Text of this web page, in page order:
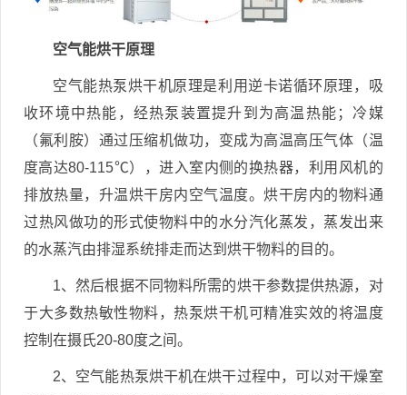
空气能烘干原理
空气能热泵烘干机原理是利用逆卡诺循环原理，吸
收环境中热能，经热泵装置提升到为高温热能；冷媒
（氟利胺）通过压缩机做功，变成为高温高压气体（温
度高达80-115℃），进入室内侧的换热器，利用风机的
排放热量，升温烘干房内空气温度。烘干房内的物料通
过热风做功的形式使物料中的水分汽化蒸发，蒸发出来
的水蒸汽由排湿系统排走而达到烘干物料的目的。
1、然后根据不同物料所需的烘干参数提供热源，对
于大多数热敏性物料，热泵烘干机可精准实效的将温度
控制在摄氏20-80度之间。
2、空气能热泵烘干机在烘干过程中，可以对干燥室